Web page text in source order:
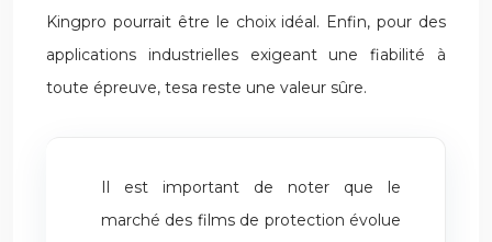
Kingpro pourrait être le choix idéal. Enfin, pour des
applications industrielles exigeant une fiabilité à
toute épreuve, tesa reste une valeur sûre.
Il est important de noter que le
marché des films de protection évolue